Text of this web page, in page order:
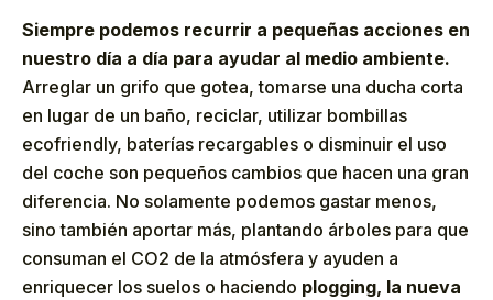
Siempre podemos recurrir a pequeñas acciones en
nuestro día a día para ayudar al medio ambiente.
Arreglar un grifo que gotea, tomarse una ducha corta
en lugar de un baño, reciclar, utilizar bombillas
ecofriendly, baterías recargables o disminuir el uso
del coche son pequeños cambios que hacen una gran
diferencia. No solamente podemos gastar menos,
sino también aportar más, plantando árboles para que
consuman el CO2 de la atmósfera y ayuden a
enriquecer los suelos o haciendo plogging, la nueva